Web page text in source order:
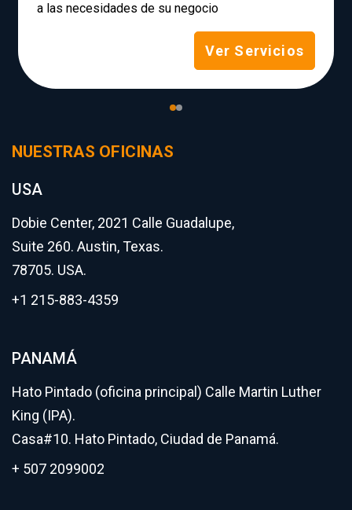
a las necesidades de su negocio
Ver Servicios
NUESTRAS OFICINAS
USA
Dobie Center, 2021 Calle Guadalupe,
Suite 260. Austin, Texas.
78705. USA.
+1 215-883-4359
PANAMÁ
Hato Pintado (oficina principal) Calle Martin Luther
King (IPA).
Casa#10. Hato Pintado, Ciudad de Panamá.
+ 507 2099002